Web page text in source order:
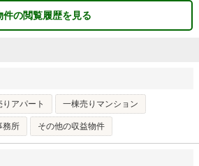
件の閲覧履歴を見る
りアパート 一棟売りマンション
務所 その他の収益物件